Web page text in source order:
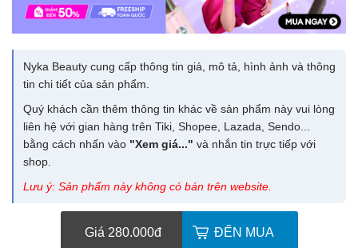
Nyka Beauty cung cấp thông tin giá, mô tả, hình ảnh và thông
tin chi tiết của sản phẩm.
Quý khách cần thêm thông tin khác về sản phẩm này vui lòng
liên hệ với gian hàng trên Tiki, Shopee, Lazada, Sendo...
bằng cách nhấn vào "Xem giá..." và nhắn tin trực tiếp với
shop.
Lưu ý: Sản phẩm này không có bán trên website.
Giá 280.000đ ĐẾN MUA